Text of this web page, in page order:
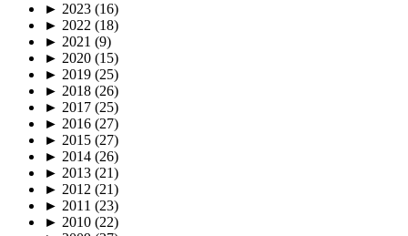
► 2023 (16)
► 2022 (18)
► 2021 (9)
► 2020 (15)
► 2019 (25)
► 2018 (26)
► 2017 (25)
► 2016 (27)
► 2015 (27)
► 2014 (26)
► 2013 (21)
► 2012 (21)
► 2011 (23)
► 2010 (22)